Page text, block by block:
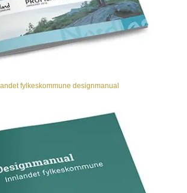
fylkeskommune designmanual